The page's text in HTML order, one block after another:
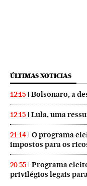
ÚLTIMAS NOTICIAS
12:15 Bolsonaro, a
12:15 Lula, uma
21:14
O programa
impostos para os
20:55
Programa
privilégios legais